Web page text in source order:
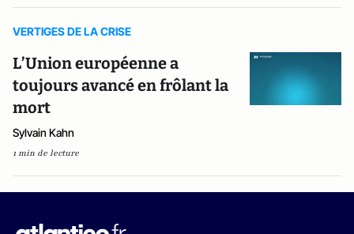
VERTIGES DE LA CRISE
L’Union européenne a
toujours avancé en frôlant la
mort
Sylvain Kahn
1 min de lecture